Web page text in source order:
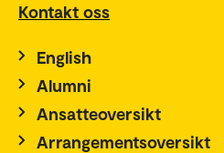
Kontakt oss
English
Alumni
Ansatteoversikt
Arrangementsoversikt